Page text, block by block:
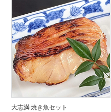
大志満 焼き魚セット